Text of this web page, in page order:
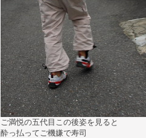
ご満悦の五代目この後姿を見ると
酔っ払ってご機嫌で寿司